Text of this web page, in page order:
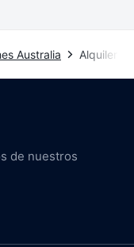
Australia Alquiler
de nuestros